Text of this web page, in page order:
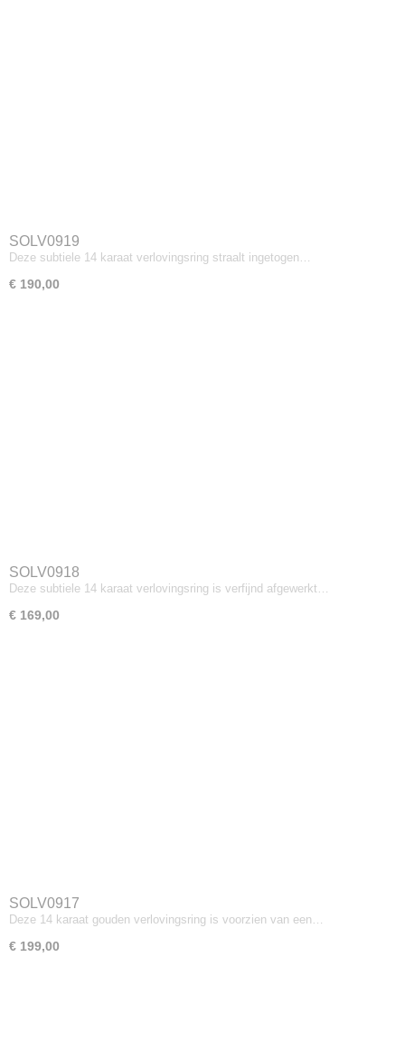
SOLV0919
Deze subtiele 14 karaat verlovingsring straalt ingetogen…
€ 190,00
SOLV0918
Deze subtiele 14 karaat verlovingsring is verfijnd afgewerkt…
€ 169,00
SOLV0917
Deze 14 karaat gouden verlovingsring is voorzien van een…
€ 199,00